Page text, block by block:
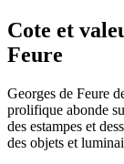
Cote et
Feure
Georges de Feure
prolifique abonde
des estampes et
des objets et